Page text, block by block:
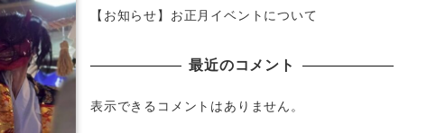
【お知らせ】お正月イベントについて
最近のコメント
表示できるコメントはありません。